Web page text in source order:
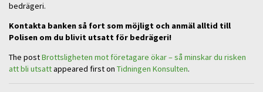
bedrägeri.
Kontakta banken så fort som möjligt och anmäl alltid till
Polisen om du blivit utsatt för bedrägeri!
The postBrottsligheten mot företagare ökar – så minskar du risken
att bli utsattappeared first on Tidningen Konsulten.